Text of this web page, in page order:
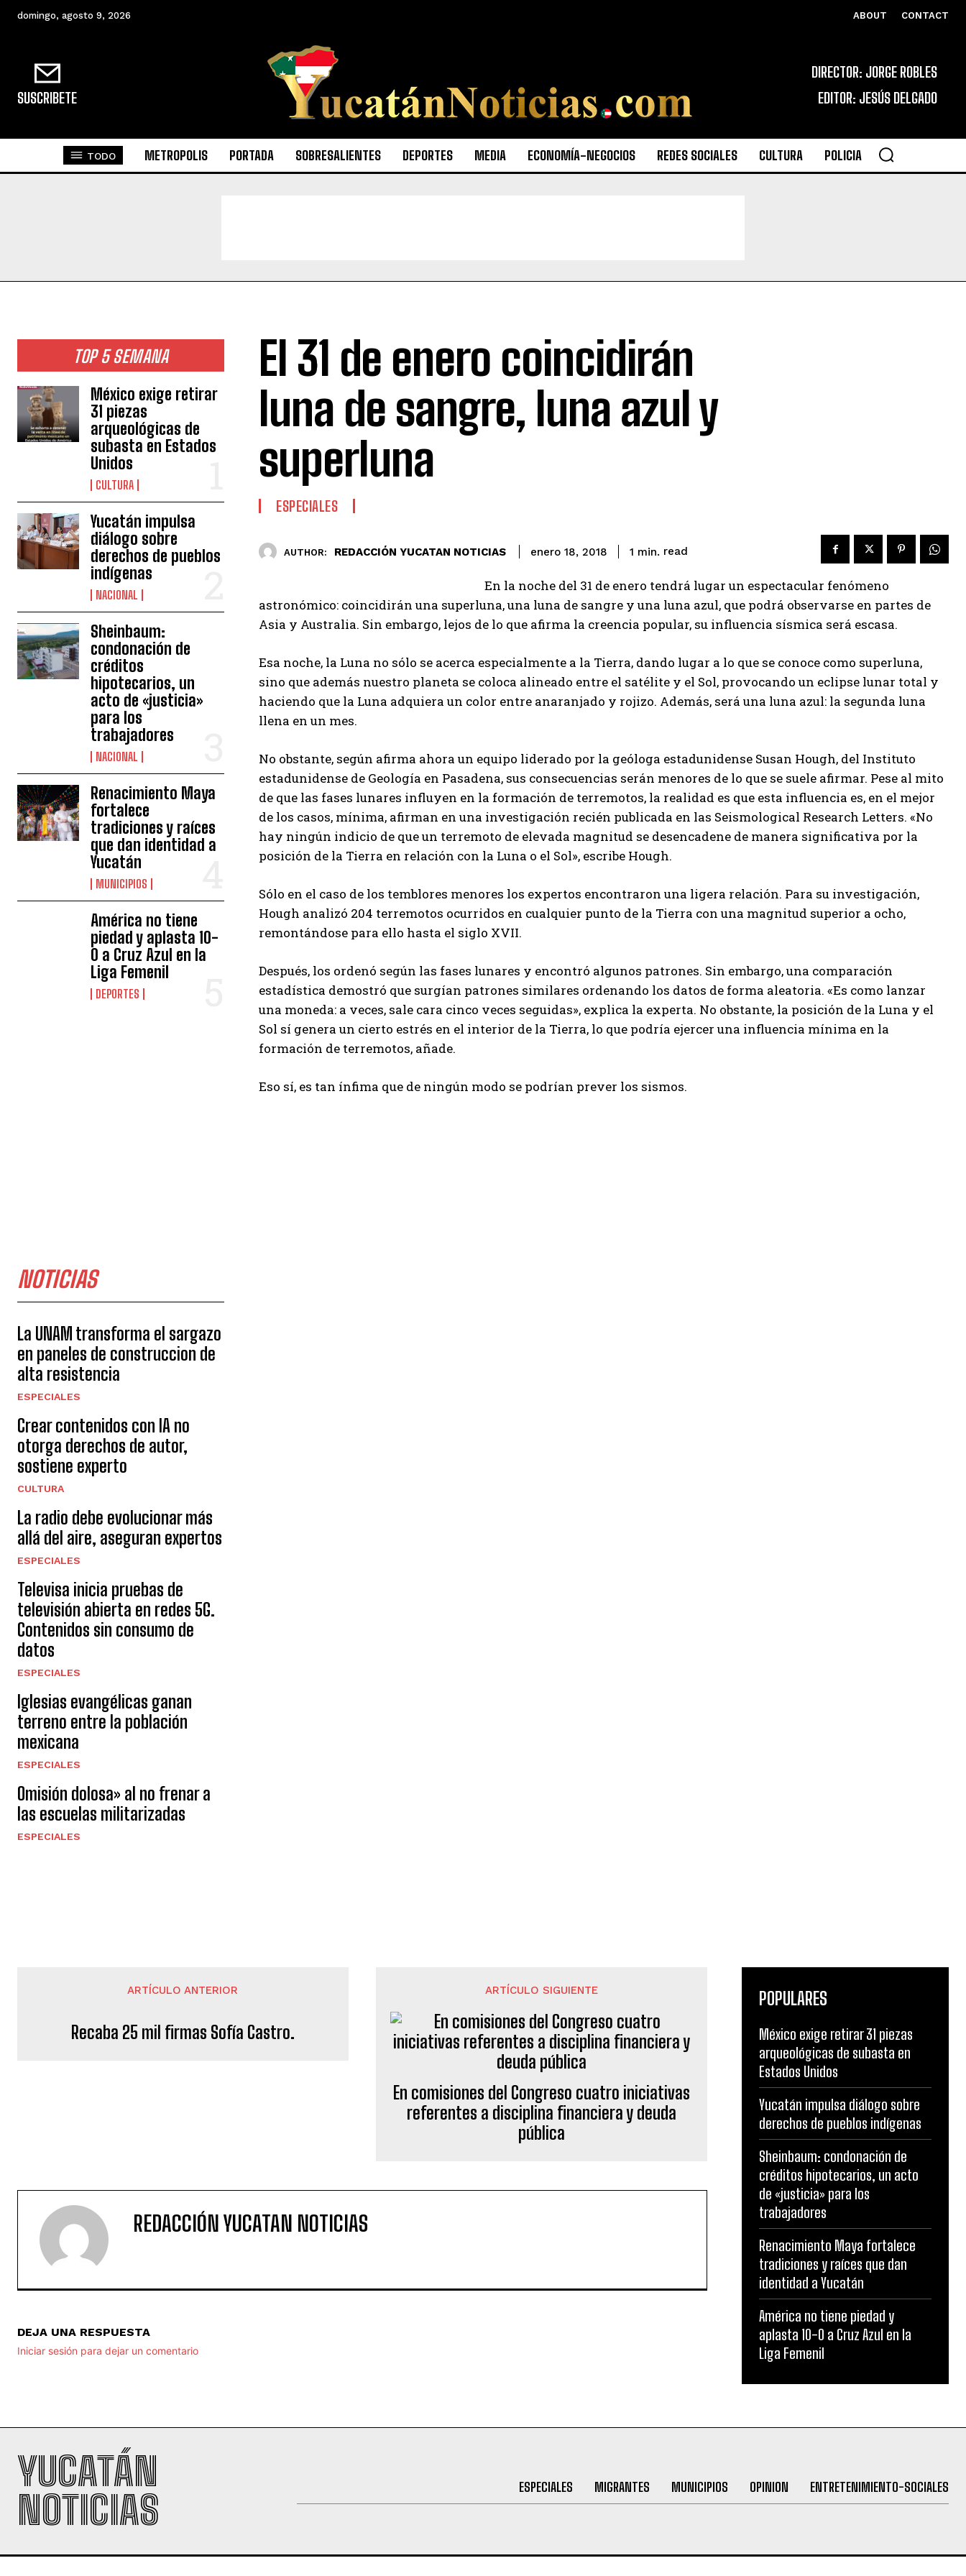
domingo, agosto 9, 2026 ABOUT CONTACT
SUSCRIBETE
DIRECTOR: JORGE ROBLES
EDITOR: JESÚS DELGADO
TODO METROPOLIS PORTADA SOBRESALIENTES DEPORTES MEDIA ECONOMÍA-NEGOCIOS REDES SOCIALES CULTURA POLICIA
TOP 5 SEMANA
México exige retirar
31 piezas
arqueológicas de
subasta en Estados
Unidos
CULTURA
Yucatán impulsa
diálogo sobre
derechos de pueblos
indígenas
NACIONAL
Sheinbaum:
condonación de
créditos
hipotecarios, un
acto de «justicia»
para los
trabajadores
NACIONAL
Renacimiento Maya
fortalece
tradiciones y raíces
que dan identidad a
Yucatán
MUNICIPIOS
América no tiene
piedad y aplasta 10-
0 a Cruz Azul en la
Liga Femenil
DEPORTES
NOTICIAS
La UNAM transforma el sargazo
en paneles de construccion de
alta resistencia
ESPECIALES
Crear contenidos con IA no
otorga derechos de autor,
sostiene experto
CULTURA
La radio debe evolucionar más
allá del aire, aseguran expertos
ESPECIALES
Televisa inicia pruebas de
televisión abierta en redes 5G.
Contenidos sin consumo de
datos
ESPECIALES
Iglesias evangélicas ganan
terreno entre la población
mexicana
ESPECIALES
Omisión dolosa» al no frenar a
las escuelas militarizadas
ESPECIALES
El 31 de enero coincidirán
luna de sangre, luna azul y
superluna
ESPECIALES
AUTHOR: REDACCIÓN YUCATAN NOTICIAS enero 18, 2018 1 min. read
En la noche del 31 de enero tendrá lugar un espectacular fenómeno
astronómico: coincidirán una superluna, una luna de sangre y una luna azul, que podrá observarse en partes de
Asia y Australia. Sin embargo, lejos de lo que afirma la creencia popular, su influencia sísmica será escasa.
Esa noche, la Luna no sólo se acerca especialmente a la Tierra, dando lugar a lo que se conoce como superluna,
sino que además nuestro planeta se coloca alineado entre el satélite y el Sol, provocando un eclipse lunar total y
haciendo que la Luna adquiera un color entre anaranjado y rojizo. Además, será una luna azul: la segunda luna
llena en un mes.
No obstante, según afirma ahora un equipo liderado por la geóloga estadunidense Susan Hough, del Instituto
estadunidense de Geología en Pasadena, sus consecuencias serán menores de lo que se suele afirmar. Pese al mito
de que las fases lunares influyen en la formación de terremotos, la realidad es que esta influencia es, en el mejor
de los casos, mínima, afirman en una investigación recién publicada en las Seismological Research Letters. «No
hay ningún indicio de que un terremoto de elevada magnitud se desencadene de manera significativa por la
posición de la Tierra en relación con la Luna o el Sol», escribe Hough.
Sólo en el caso de los temblores menores los expertos encontraron una ligera relación. Para su investigación,
Hough analizó 204 terremotos ocurridos en cualquier punto de la Tierra con una magnitud superior a ocho,
remontándose para ello hasta el siglo XVII.
Después, los ordenó según las fases lunares y encontró algunos patrones. Sin embargo, una comparación
estadística demostró que surgían patrones similares ordenando los datos de forma aleatoria. «Es como lanzar
una moneda: a veces, sale cara cinco veces seguidas», explica la experta. No obstante, la posición de la Luna y el
Sol sí genera un cierto estrés en el interior de la Tierra, lo que podría ejercer una influencia mínima en la
formación de terremotos, añade.
Eso sí, es tan ínfima que de ningún modo se podrían prever los sismos.
ARTÍCULO ANTERIOR
Recaba 25 mil firmas Sofía Castro.
ARTÍCULO SIGUIENTE
En comisiones del Congreso cuatro iniciativas
referentes a disciplina financiera y deuda
pública
REDACCIÓN YUCATAN NOTICIAS
DEJA UNA RESPUESTA
Iniciar sesión para dejar un comentario
POPULARES
México exige retirar 31 piezas
arqueológicas de subasta en
Estados Unidos
Yucatán impulsa diálogo sobre
derechos de pueblos indígenas
Sheinbaum: condonación de
créditos hipotecarios, un acto
de «justicia» para los
trabajadores
Renacimiento Maya fortalece
tradiciones y raíces que dan
identidad a Yucatán
América no tiene piedad y
aplasta 10-0 a Cruz Azul en la
Liga Femenil
YUCATÁN
NOTICIAS
ESPECIALES MIGRANTES MUNICIPIOS OPINION ENTRETENIMIENTO-SOCIALES